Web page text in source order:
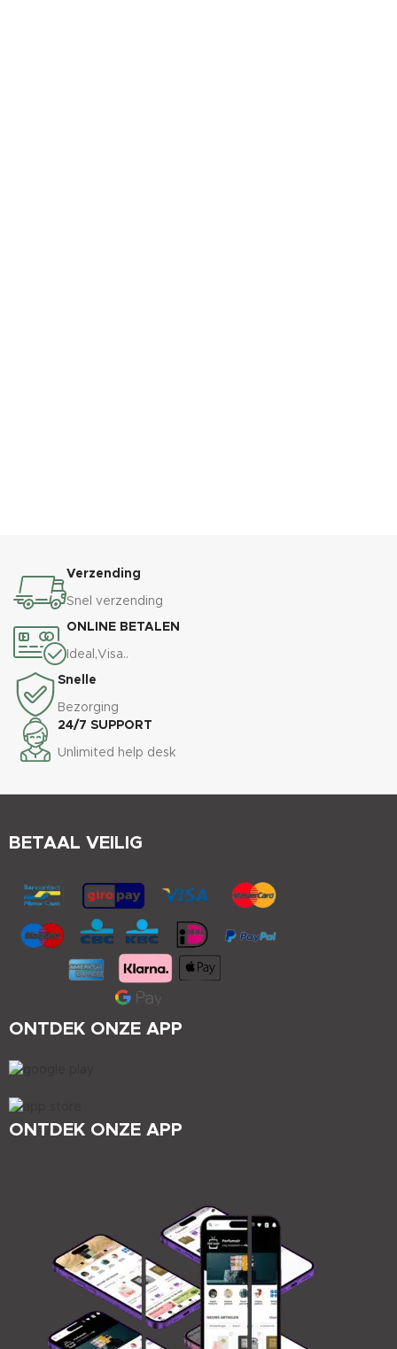
Verzending
Snel verzending
ONLINE BETALEN
Ideal,Visa..
Snelle
Bezorging
24/7 SUPPORT
Unlimited help desk
ONTDEK ONZE APP
ONTDEK ONZE APP
BETAAL VEILIG